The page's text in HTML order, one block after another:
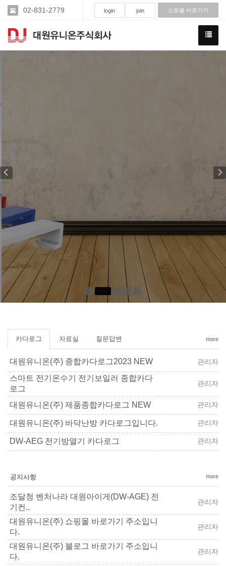
02-831-2779 login join 쇼핑몰 바로가기
"에코전기온돌"
에코전기온돌은 가장 간단하면서도 가장 견고한 구조로 인
테리어에 영향을 미치지 않아 깔끔합니다.
스테인레스(SUS304) 재질로 제작되어, 오래 사용하거나 습
기가 있어도 부식되지 않으며,
열에 강한 뛰어난 내구성과 빠른 열전달, 쾌적함 및 절전효과
카다로그 자료실 질문답변 more
대원유니온(주) 종합카다로그2023 NEW 관리자
스마트 전기온수기 전기보일러 종합카다
로그
관리자
대원유니온(주) 제품종합카다로그 NEW 관리자
대원유니온(주) 바닥난방 카다로그입니다. 관리자
DW-AEG 전기방열기 카다로그 관리자
공지사항 more
조달청 벤처나라 대원아이게(DW-AGE) 전
기컨..
관리자
대원유니온(주) 쇼핑몰 바로가기 주소입니
다.
관리자
대원유니온(주) 블로그 바로가기 주소입니
다.
관리자